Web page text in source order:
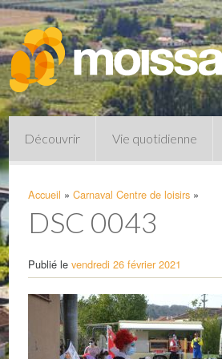
Découvrir Vie quotidienne
Pharmacies de garde
Accueil » Carnaval Centre de loisirs »
DSC 0043
Publié le vendredi 26 février 2021